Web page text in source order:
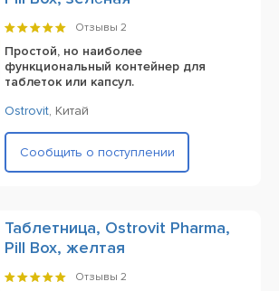
Отзывы 2
Простой, но наиболее
функциональный контейнер для
таблеток или капсул.
Ostrovit, Китай
Сообщить о поступлении
Таблетница, Ostrovit Pharma,
Pill Box, желтая
Отзывы 2